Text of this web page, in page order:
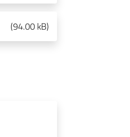
(94.00 kB)